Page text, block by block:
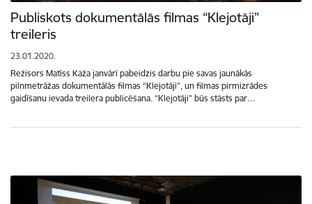
Publiskots dokumentālās filmas “Klejotāji”
treileris
23.01.2020.
Režisors Matīss Kaža janvārī pabeidzis darbu pie savas jaunākās
pilnmetrāžas dokumentālās filmas “Klejotāji”, un filmas pirmizrādes
gaidīšanu ievada treilera publicēšana. “Klejotāji” būs stāsts par…